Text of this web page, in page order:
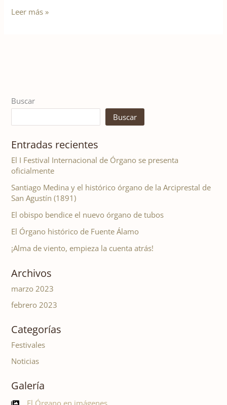
Leer más »
Buscar
Buscar
Entradas recientes
El I Festival Internacional de Órgano se presenta
oficialmente
Santiago Medina y el histórico órgano de la Arciprestal de
San Agustín (1891)
El obispo bendice el nuevo órgano de tubos
El Órgano histórico de Fuente Álamo
¡Alma de viento, empieza la cuenta atrás!
Archivos
marzo 2023
febrero 2023
Categorías
Festivales
Noticias
Galería